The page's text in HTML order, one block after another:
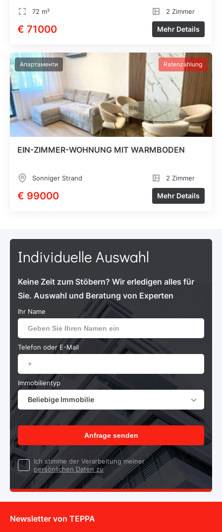
72 m² 2 Zimmer
€ 71000 Mehr Details
Апартаменти Ratenzahlung
EIN-ZIMMER-WOHNUNG MIT WARMBODEN
Sonniger Strand 2 Zimmer
€ 99000 Mehr Details
Individuelle Auswahl
Keine Zeit zum Stöbern? Wir erledigen alles für
Sie. Auswahl und Beratung von Experten
Ihr Name
Telefon oder E-Mail
Immobilientyp
Beliebige Immobilie
Anfrage senden
Ich stimme der Verarbeitung meiner
persönlichen Daten zu
Newsletter von TEPPA